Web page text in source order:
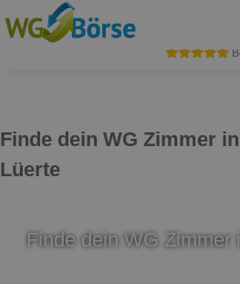
Finde dein WG Zimmer
Lüerte
Finde dein WG Zimmer